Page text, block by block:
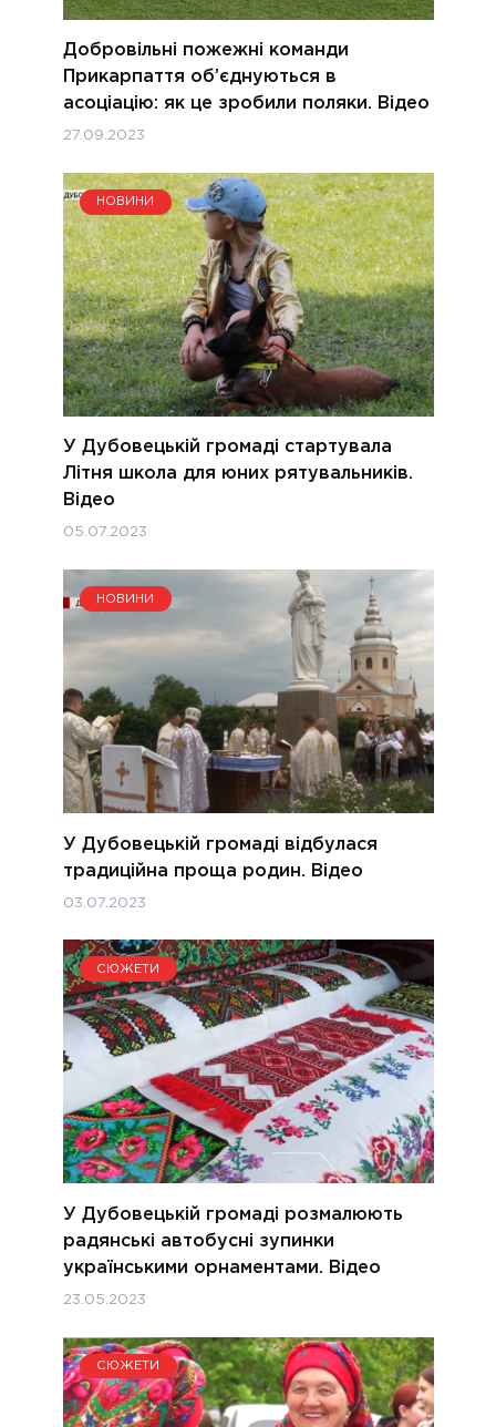
Добровільні пожежні команди
Прикарпаття об’єднуються в
асоціацію: як це зробили поляки. Відео
27.09.2023
НОВИНИ
У Дубовецькій громаді стартувала
Літня школа для юних рятувальників.
Відео
05.07.2023
НОВИНИ
У Дубовецькій громаді відбулася
традиційна проща родин. Відео
03.07.2023
СЮЖЕТИ
У Дубовецькій громаді розмалюють
радянські автобусні зупинки
українськими орнаментами. Відео
23.05.2023
СЮЖЕТИ